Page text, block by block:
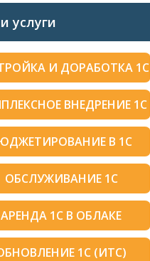
услуги
И ДОРАБОТКА 1С
ВНЕДРЕНИЕ 1С
В 1С
ОБСЛУЖИВАНИЕ 1С
АРЕНДА 1С В ОБЛАКЕ
1С (ИТС)